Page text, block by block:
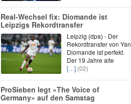
Real-Wechsel fix: Diomande ist
Leipzigs Rekordtransfer
Leipzig (dpa) - Der
Rekordtransfer von Yan
Diomande ist perfekt.
Der 19 Jahre alte
[…] (02)
ProSieben legt «The Voice of
Germany» auf den Samstag